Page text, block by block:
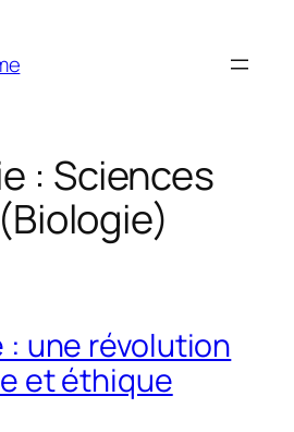
: Sciences
: une révolution
et éthique